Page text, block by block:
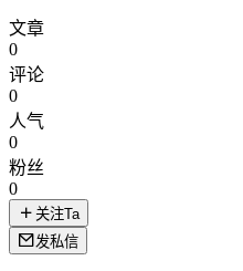
文章
0
评论
0
人气
0
粉丝
0
关注Ta
发私信